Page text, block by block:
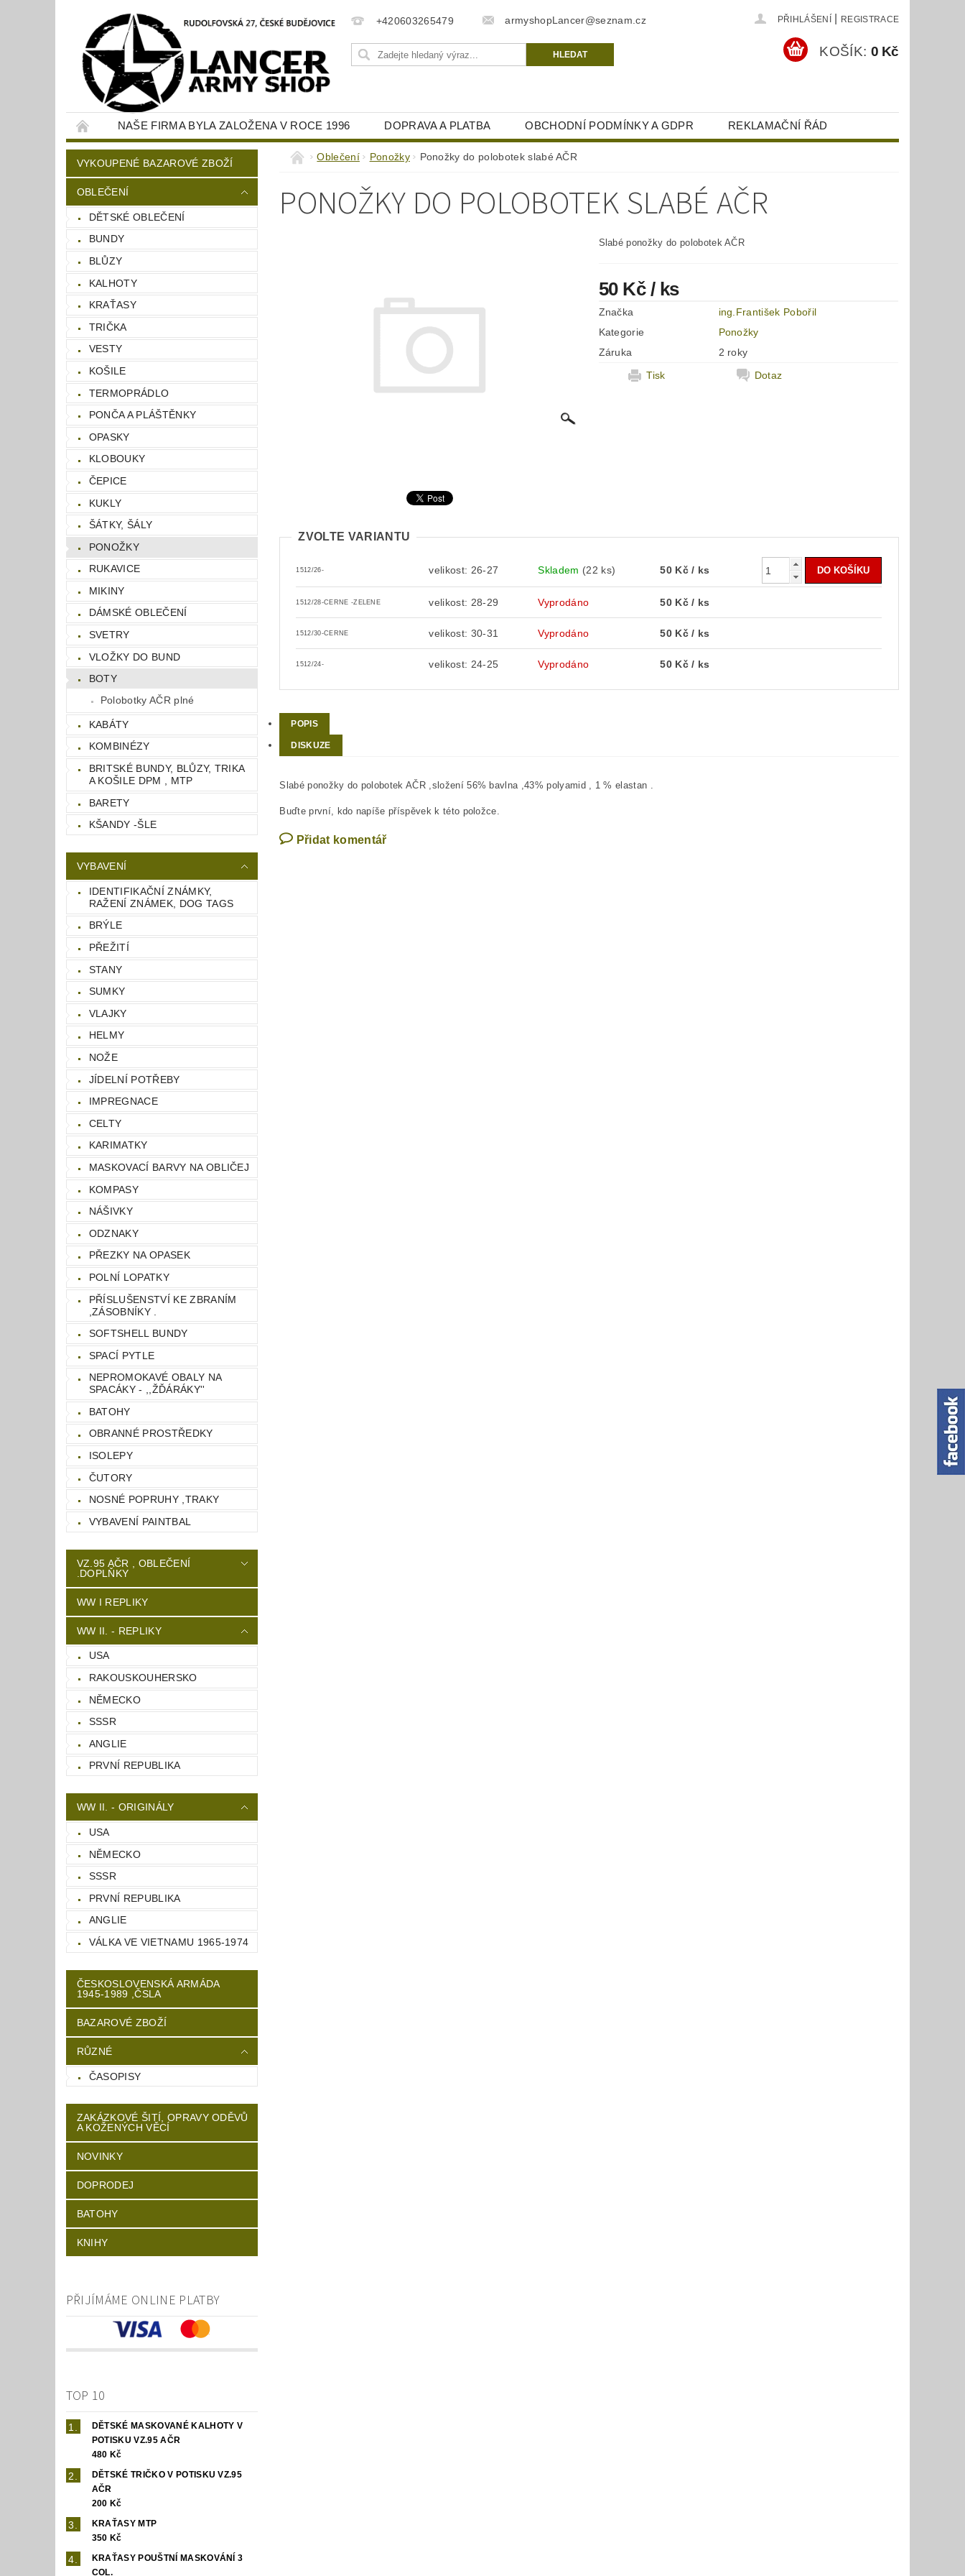
+420603265479 armyshopLancer@seznam.cz PŘIHLÁŠENÍ REGISTRACE
KOŠÍK: 0 Kč
NAŠE FIRMA BYLA ZALOŽENA V ROCE 1996 DOPRAVA A PLATBA OBCHODNÍ PODMÍNKY A GDPR REKLAMAČNÍ ŘÁD
KONTAKTY NAPIŠTE NÁM
VYKOUPENÉ BAZAROVÉ ZBOŽÍ
OBLEČENÍ
DĚTSKÉ OBLEČENÍ
BUNDY
BLŮZY
KALHOTY
KRAŤASY
TRIČKA
VESTY
KOŠILE
TERMOPRÁDLO
PONČA A PLÁŠTĚNKY
OPASKY
KLOBOUKY
ČEPICE
KUKLY
ŠÁTKY, ŠÁLY
PONOŽKY
RUKAVICE
MIKINY
DÁMSKÉ OBLEČENÍ
SVETRY
VLOŽKY DO BUND
BOTY
Polobotky AČR plné
KABÁTY
KOMBINÉZY
BRITSKÉ BUNDY, BLŮZY, TRIKA
A KOŠILE DPM , MTP
BARETY
KŠANDY -ŠLE
VYBAVENÍ
IDENTIFIKAČNÍ ZNÁMKY,
RAŽENÍ ZNÁMEK, DOG TAGS
BRÝLE
PŘEŽITÍ
STANY
SUMKY
VLAJKY
HELMY
NOŽE
JÍDELNÍ POTŘEBY
IMPREGNACE
CELTY
KARIMATKY
MASKOVACÍ BARVY NA OBLIČEJ
KOMPASY
NÁŠIVKY
ODZNAKY
PŘEZKY NA OPASEK
POLNÍ LOPATKY
PŘÍSLUŠENSTVÍ KE ZBRANÍM
,ZÁSOBNÍKY .
SOFTSHELL BUNDY
SPACÍ PYTLE
NEPROMOKAVÉ OBALY NA
SPACÁKY - ,,ŽĎÁRÁKY''
BATOHY
OBRANNÉ PROSTŘEDKY
ISOLEPY
ČUTORY
NOSNÉ POPRUHY ,TRAKY
VYBAVENÍ PAINTBAL
VZ.95 AČR , OBLEČENÍ
.DOPLŇKY
WW I REPLIKY
WW II. - REPLIKY
USA
RAKOUSKOUHERSKO
NĚMECKO
SSSR
ANGLIE
PRVNÍ REPUBLIKA
WW II. - ORIGINÁLY
USA
NĚMECKO
SSSR
PRVNÍ REPUBLIKA
ANGLIE
VÁLKA VE VIETNAMU 1965-1974
ČESKOSLOVENSKÁ ARMÁDA
1945-1989 ,ČSLA
BAZAROVÉ ZBOŽÍ
RŮZNÉ
ČASOPISY
ZAKÁZKOVÉ ŠITÍ, OPRAVY ODĚVŮ
A KOŽENÝCH VĚCÍ
NOVINKY
DOPRODEJ
BATOHY
KNIHY
PŘIJÍMÁME ONLINE PLATBY
TOP 10
DĚTSKÉ MASKOVANÉ KALHOTY V
POTISKU VZ.95 AČR
480 Kč
DĚTSKÉ TRIČKO V POTISKU VZ.95
AČR
200 Kč
KRAŤASY MTP
350 Kč
KRAŤASY POUŠTNÍ MASKOVÁNÍ 3
COL.
Oblečení Ponožky Ponožky do polobotek slabé AČR
PONOŽKY DO POLOBOTEK SLABÉ AČR
Slabé ponožky do polobotek AČR
50 Kč / ks
Značka
ing.František Pobořil
Kategorie
Ponožky
Záruka
2 roky
Tisk
Dotaz
ZVOLTE VARIANTU
1512/26- velikost: 26-27 Skladem (22 ks) 50 Kč/ ks
1512/28-CERNE -ZELENE velikost: 28-29 Vyprodáno 50 Kč/ ks
1512/30-CERNE velikost: 30-31 Vyprodáno 50 Kč/ ks
1512/24- velikost: 24-25 Vyprodáno 50 Kč/ ks
POPIS
DISKUZE
Slabé ponožky do polobotek AČR ,složení 56% bavlna ,43% polyamid , 1 % elastan .
Buďte první, kdo napíše příspěvek k této položce.
Přidat komentář